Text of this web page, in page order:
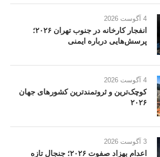
4 آگوست 2026
انفجار کارخانه در جنوب تهران ۲۰۲۶؛
پرسش‌هایی درباره ایمنی
4 آگوست 2026
کوچک‌ترین و ثروتمندترین کشورهای جهان
۲۰۲۶
3 آگوست 2026
اعدام بهزاد صفوت ۲۰۲۶؛ جنجال تازه